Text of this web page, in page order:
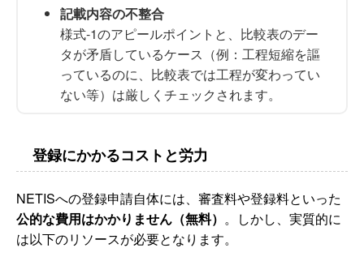
記載内容の不整合
様式-1のアピールポイントと、比較表のデー
タが矛盾しているケース（例：工程短縮を謳
っているのに、比較表では工程が変わってい
ない等）は厳しくチェックされます。
登録にかかるコストと労力
NETISへの登録申請自体には、審査料や登録料といった
公的な費用はかかりません（無料） 。しかし、実質的に
は以下のリソースが必要となります。